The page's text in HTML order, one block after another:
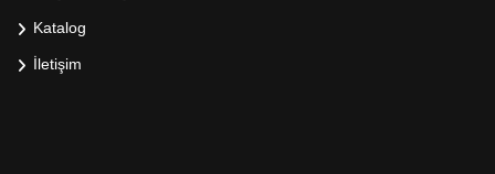
Katalog
İletişim